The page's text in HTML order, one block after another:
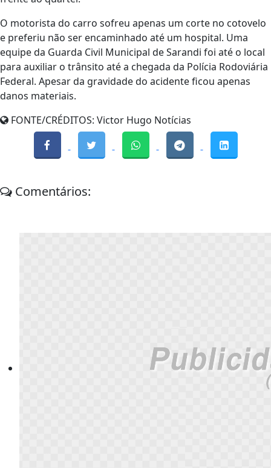
O motorista do carro sofreu apenas um corte no cotovelo
e preferiu não ser encaminhado até um hospital. Uma
equipe da Guarda Civil Municipal de Sarandi foi até o local
para auxiliar o trânsito até a chegada da Polícia Rodoviária
Federal. Apesar da gravidade do acidente ficou apenas
danos materiais.
FONTE/CRÉDITOS: Victor Hugo Notícias
Comentários: